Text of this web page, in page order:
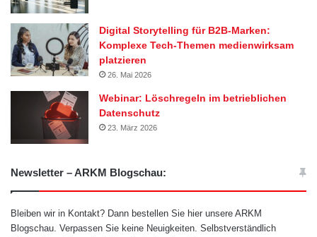
Digital Storytelling für B2B-Marken:
Komplexe Tech-Themen medienwirksam
platzieren
26. Mai 2026
Webinar: Löschregeln im betrieblichen
Datenschutz
23. März 2026
Newsletter – ARKM Blogschau:
Bleiben wir in Kontakt? Dann bestellen Sie hier unsere ARKM
Blogschau. Verpassen Sie keine Neuigkeiten. Selbstverständlich